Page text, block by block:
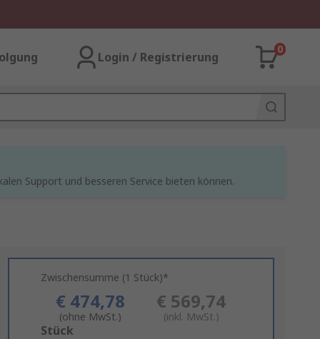
Login / Registrierung
0
Support und besseren Service bieten können.
Zwischensumme (1 Stück)*
€ 474,78
(ohne MwSt.)
€ 569,74
(inkl. MwSt.)
Add
Stück